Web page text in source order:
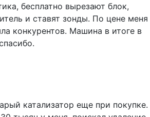
бесплатно вырезают блок,
и ставят зонды. По цене меня
конкурентов. Машина в итоге в
катализатор еще при покупке.